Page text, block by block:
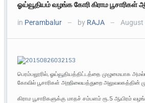
ஓய்வூதியம் வழங்க கோரி கிராம பூசாரிகள்
in Perambalur — by RAJA — August
பெரம்பலூரில், ஓய்வூதியத்திட்டத்தை முழுமையாக
கோவில் பூசாரிகள் அறநிலையத்துறை அலுவலகத்தின்
கிராம பூசாரிகளுக்கு மாதச் சம்பளம் ரூ.5 ஆயிரம்